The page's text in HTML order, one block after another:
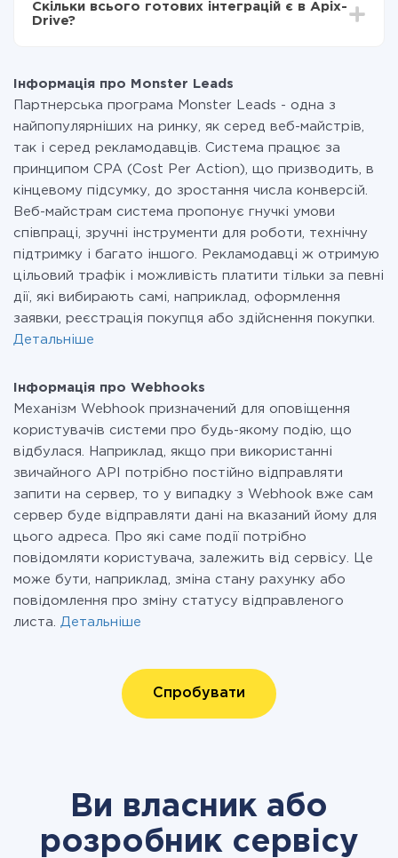
Ви оплачуєте лише кількість даних, які за фактом
передаються з однієї вашої системи в іншу через
при необхідності. Детальніше про
Скільки всього готових інтеграцій є в Apix-
Drive?
Інформація про Monster Leads
Партнерська програма Monster Leads - одна з
найпопулярніших на ринку, як серед веб-майстрів,
так і серед рекламодавців. Система працює за
принципом CPA (Cost Per Action), що призводить, в
кінцевому підсумку, до зростання числа конверсій.
Веб-майстрам система пропонує гнучкі умови
співпраці, зручні інструменти для роботи, технічну
підтримку і багато іншого. Рекламодавці ж отримую
цільовий трафік і можливість платити тільки за певні
дії, які вибирають самі, наприклад, оформлення
заявки, реєстрація покупця або здійснення покупки.
Детальніше
Інформація про Webhooks
Механізм Webhook призначений для оповіщення
користувачів системи про будь-якому подію, що
відбулася. Наприклад, якщо при використанні
звичайного API потрібно постійно відправляти
запити на сервер, то у випадку з Webhook вже сам
сервер буде відправляти дані на вказаний йому для
цього адреса. Про які саме події потрібно
повідомляти користувача, залежить від сервісу. Це
може бути, наприклад, зміна стану рахунку або
повідомлення про зміну статусу відправленого
листа. Детальніше
Спробувати
Ви власник або
розробник сервісу